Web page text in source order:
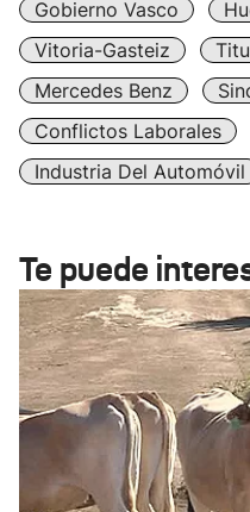
Gobierno Vasco
Vitoria-Gasteiz
Mercedes Benz
Conflictos Laborales
Industria Del Automóvil
Te puede